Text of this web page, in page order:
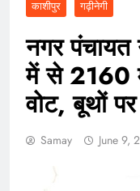
काशीपुर गढ़ीनेगी
नगर पंचायत
में से 2160
वोट, बूथों
Samay June 9,